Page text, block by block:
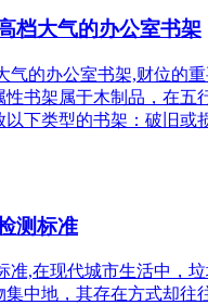
档大气的办公室书架
气的办公室书架,财位的
书架属于木制品，在
下类型的书架：破旧或
测标准
准,在现代城市生活中，
中地，其存在方式却